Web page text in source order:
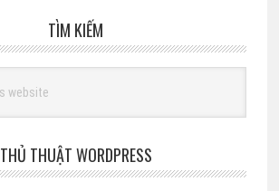
TÌM KIẾM
THỦ THUẬT WORDPRESS